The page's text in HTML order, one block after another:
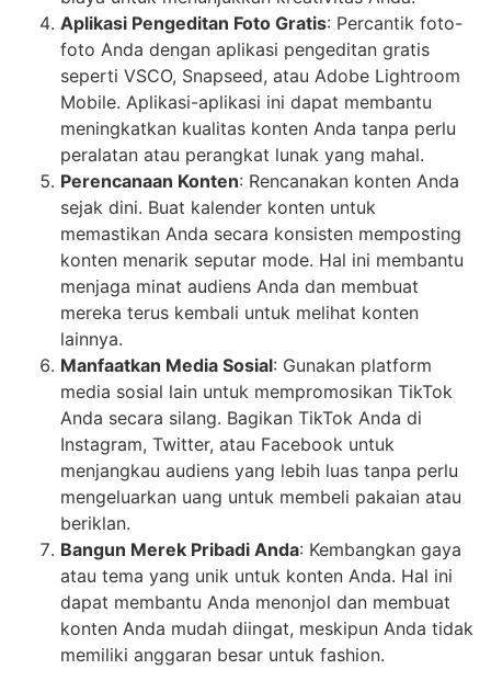
Aplikasi Pengeditan Foto Gratis: Percantik foto-
foto Anda dengan aplikasi pengeditan gratis
seperti VSCO, Snapseed, atau Adobe Lightroom
Mobile. Aplikasi-aplikasi ini dapat membantu
meningkatkan kualitas konten Anda tanpa perlu
peralatan atau perangkat lunak yang mahal.
Perencanaan Konten: Rencanakan konten Anda
sejak dini. Buat kalender konten untuk
memastikan Anda secara konsisten memposting
konten menarik seputar mode. Hal ini membantu
menjaga minat audiens Anda dan membuat
mereka terus kembali untuk melihat konten
lainnya.
Manfaatkan Media Sosial: Gunakan platform
media sosial lain untuk mempromosikan TikTok
Anda secara silang. Bagikan TikTok Anda di
Instagram, Twitter, atau Facebook untuk
menjangkau audiens yang lebih luas tanpa perlu
mengeluarkan uang untuk membeli pakaian atau
beriklan.
Bangun Merek Pribadi Anda: Kembangkan gaya
atau tema yang unik untuk konten Anda. Hal ini
dapat membantu Anda menonjol dan membuat
konten Anda mudah diingat, meskipun Anda tidak
memiliki anggaran besar untuk fashion.